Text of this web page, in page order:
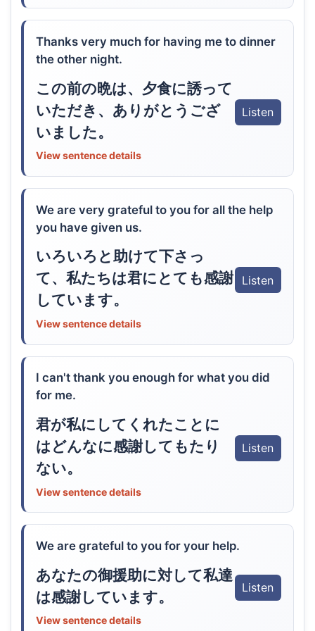
Thanks very much for having me to dinner
the other night.
この前の晩は、夕食に誘って
いただき、ありがとうござ
いました。
Listen
View sentence details
We are very grateful to you for all the help
you have given us.
いろいろと助けて下さっ
て、私たちは君にとても感謝
しています。
Listen
View sentence details
I can't thank you enough for what you did
for me.
君が私にしてくれたことに
はどんなに感謝してもたり
ない。
Listen
View sentence details
We are grateful to you for your help.
あなたの御援助に対して私達
は感謝しています。
Listen
View sentence details